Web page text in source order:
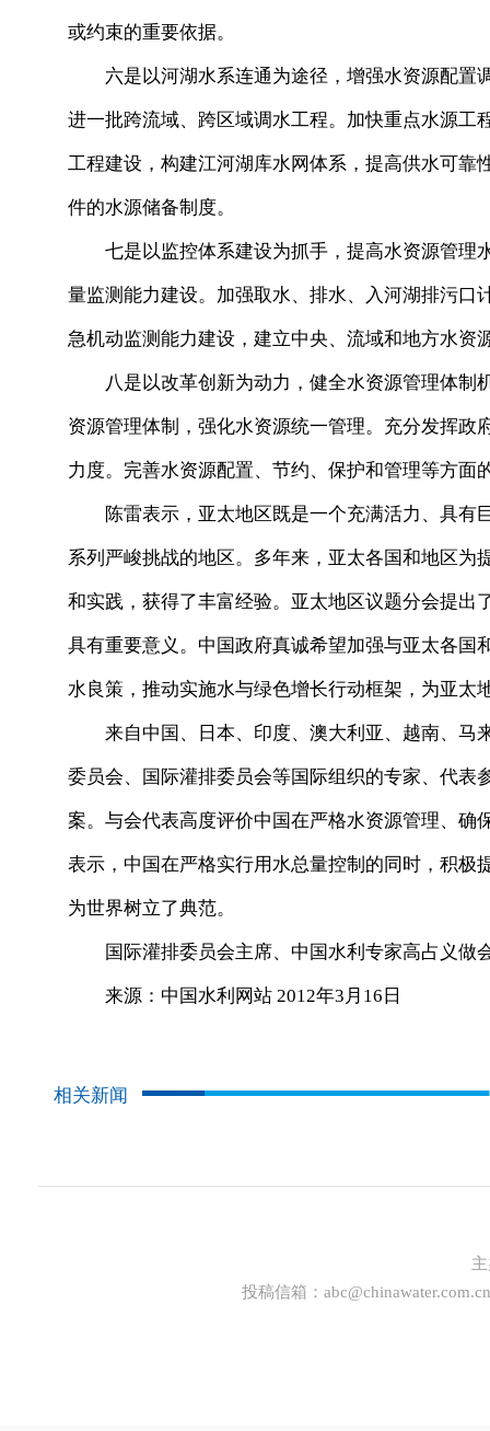
或约束的重要依据。
六是以河湖水系连通为途径，增强水资源配置
进一批跨流域、跨区域调水工程。加快重点水源
工程建设，构建江河湖库水网体系，提高供水可
件的水源储备制度。
七是以监控体系建设为抓手，提高水资源管理
量监测能力建设。加强取水、排水、入河湖排污
急机动监测能力建设，建立中央、流域和地方水
八是以改革创新为动力，健全水资源管理体制
资源管理体制，强化水资源统一管理。充分发挥
力度。完善水资源配置、节约、保护和管理等方
陈雷表示，亚太地区既是一个充满活力、具有
系列严峻挑战的地区。多年来，亚太各国和地区
和实践，获得了丰富经验。亚太地区议题分会提出
具有重要意义。中国政府真诚希望加强与亚太各
水良策，推动实施水与绿色增长行动框架，为亚
来自中国、日本、印度、澳大利亚、越南、马
委员会、国际灌排委员会等国际组织的专家、代
案。与会代表高度评价中国在严格水资源管理、
表示，中国在严格实行用水总量控制的同时，积
为世界树立了典范。
国际灌排委员会主席、中国水利专家高占义做
来源：中国水利网站 2012年3月16日
相关新闻
投稿信箱： abc@chinawater.com.cn